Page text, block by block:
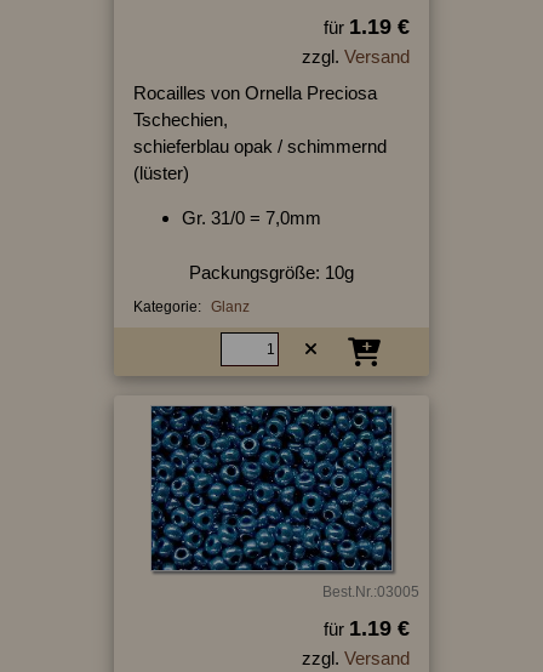
für 1.19 €
zzgl. Versand
Rocailles von Ornella Preciosa
Tschechien,
schieferblau opak / schimmernd
(lüster)
Gr. 31/0 = 7,0mm
Packungsgröße: 10g
Kategorie: Glanz
Best.Nr.:03005
für 1.19 €
zzgl. Versand